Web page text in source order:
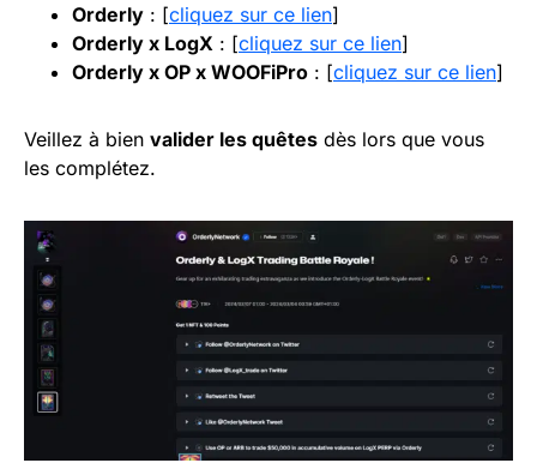
Orderly : [cliquez sur ce lien]
Orderly x LogX : [cliquez sur ce lien]
Orderly x OP x WOOFiPro : [cliquez sur ce lien]
Veillez à bien valider les quêtes dès lors que vous
les complétez.